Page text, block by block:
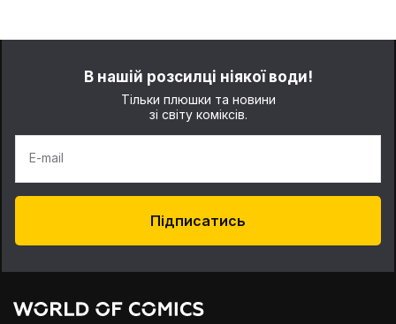
В нашій розсилці ніякої води!
Тільки плюшки та новини
зі світу коміксів.
E-mail
Підписатись